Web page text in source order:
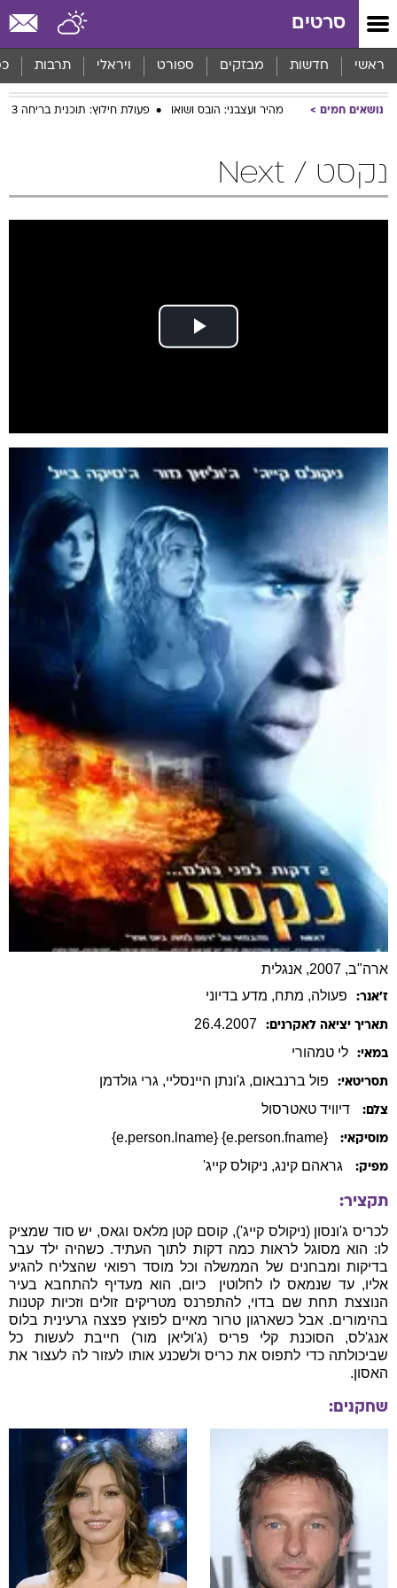
סרטים
ראשי חדשות מבזקים ספורט ויראלי תרבות
נושאים חמים מהיר ועצבני: הובס ושואו פעולת חילוץ: תוכנית בריחה 3
נקסט / Next
ארה"ב, 2007, אנגלית
ז׳אנר: פעולה, מתח, מדע בדיוני
תאריך יציאה לאקרנים: 26.4.2007
במאי: לי טמהורי
תסריטאי: פול ברנבאום, ג'ונתן היינסליי, גרי גולדמן
צלם: דיוויד טאטרסול
מוסיקאי: {e.person.fname} {e.person.lname}
מפיק: גראהם קינג, ניקולס קייג'
תקציר:
לכריס ג'ונסון (ניקולס קייג'), קוסם קטן מלאס וגאס, יש סוד שמציק
לו: הוא מסוגל לראות כמה דקות לתוך העתיד. כשהיה ילד עבר
בדיקות ומבחנים של הממשלה וכל מוסד רפואי שהצליח להגיע
אליו, עד שנמאס לו לחלוטין  כיום, הוא מעדיף להתחבא בעיר
הנוצצת תחת שם בדוי, להתפרנס מטריקים זולים וזכיות קטנות
בהימורים. אבל כשארגון טרור מאיים לפוצץ פצצה גרעינית בלוס
אנג'לס, הסוכנת קלי פריס (ג'וליאן מור) חייבת לעשות כל
שביכולתה כדי לתפוס את כריס ולשכנע אותו לעזור לה לעצור את
האסון.
שחקנים: